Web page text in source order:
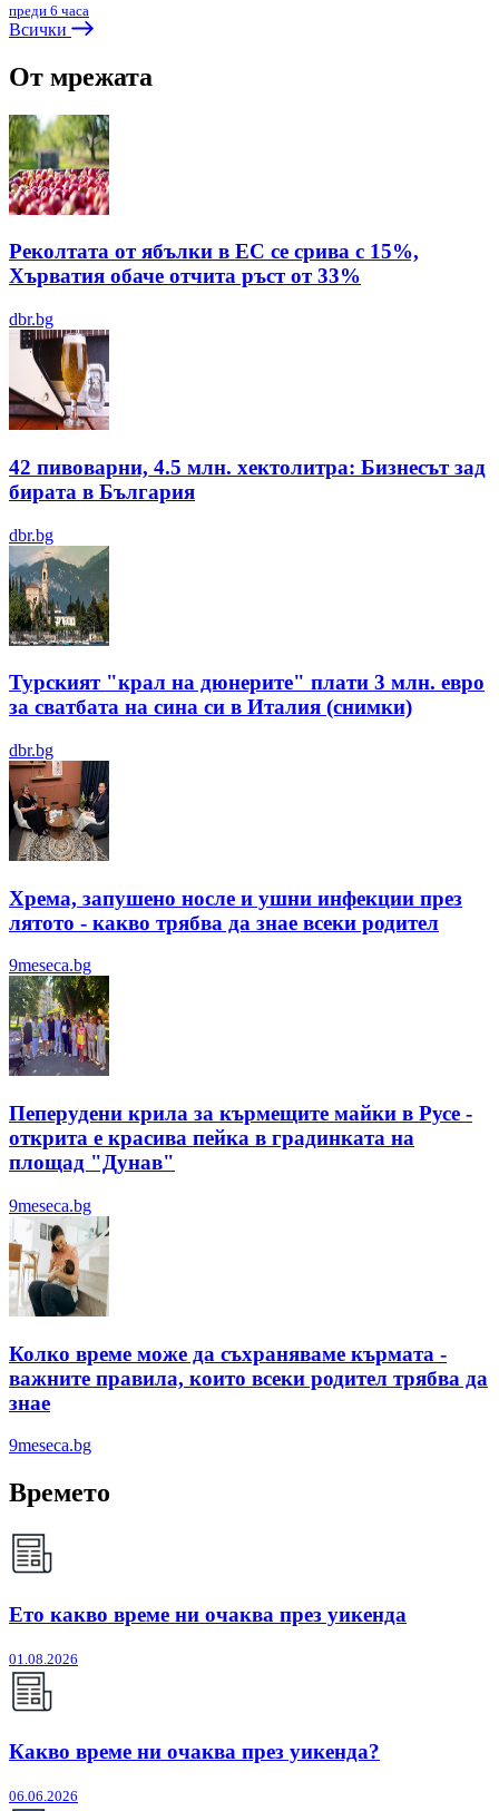
преди 6 часа
Всички
От мрежата
Реколтата от ябълки в ЕС се срива с 15%,
Хърватия обаче отчита ръст от 33%
dbr.bg
42 пивоварни, 4.5 млн. хектолитра: Бизнесът зад
бирата в България
dbr.bg
Турският "крал на дюнерите" плати 3 млн. евро
за сватбата на сина си в Италия (снимки)
dbr.bg
Хрема, запушено носле и ушни инфекции през
лятотo - какво трябва да знае всеки родител
9meseca.bg
Пеперудени крила за кърмещите майки в Русе -
открита е красива пейка в градинката на
площад "Дунав"
9meseca.bg
Колко време може да съхраняваме кърмата -
важните правила, които всеки родител трябва да
знае
9meseca.bg
Времето
Ето какво време ни очаква през уикенда
01.08.2026
Какво време ни очаква през уикенда?
06.06.2026